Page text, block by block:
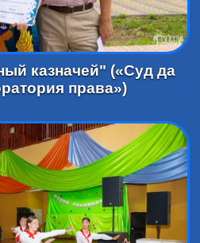
казначей" («Суд да
права»)